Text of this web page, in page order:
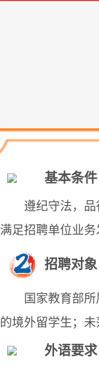
基本条件
遵纪守法，
满足招聘单位业务
招聘对象
国家教育部
的境外留学生；未
外语要求